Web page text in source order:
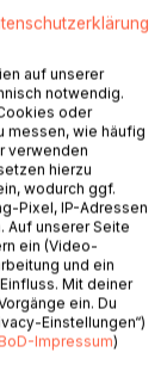
oder
Haben Sie mit
zu
und
Sie verdienen?
richtige
Potenzial
indem sie sich
behandeln
auf unserer
notwendig.
oder
messen, wie häufig
verwenden
hierzu
wodurch ggf.
Pixel, IP-Adressen
Auf unserer Seite
ein (Video-
und ein
Mit deiner
ein. Du
Einstellungen“)
Impressum)